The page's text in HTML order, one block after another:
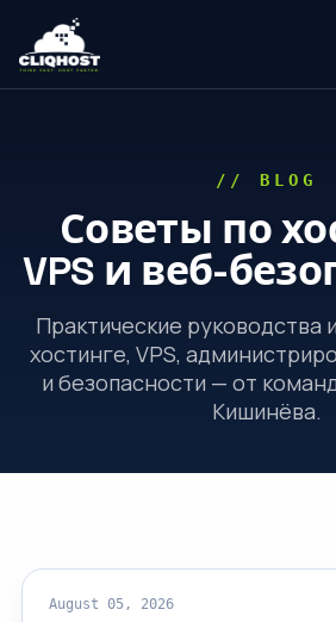
// BLOG
Советы по
VPS и веб-
Практические руководства
хостинге, VPS,
и безопасности — от
Кишинёва.
ВЫДЕЛЕННЫЕ СЕРВЕРЫ
August 05, 2026